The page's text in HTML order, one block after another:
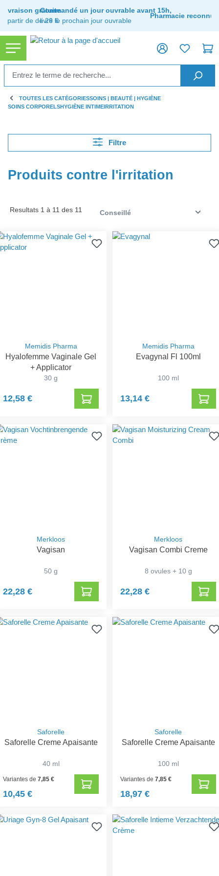
principal
Livraison gratuite
à partir de de 29 €
Commandé un jour ouvrable avant 15h,
livré le prochain jour ouvrable
Pharmacie reconnue
TOUTES LES CATÉGORIESSOINS | BEAUTÉ | HYGIÈNE
SOINS CORPORELSHYGIÈNE INTIMEIRRITATION
Filtre
Produits contre l'irritation
Resultats 1 à 11 des 11
Memidis Pharma
Hyalofemme Vaginale Gel
+ Applicator
30 g
12,58 €
Memidis Pharma
Evagynal Fl 100ml
100 ml
13,14 €
Merkloos
Vagisan
50 g
22,28 €
Merkloos
Vagisan Combi Creme
8 ovules + 10 g
22,28 €
Saforelle
Saforelle Creme Apaisante
40 ml
Variantes de7,85 €
10,45 €
Saforelle
Saforelle Creme Apaisante
100 ml
Variantes de7,85 €
18,97 €